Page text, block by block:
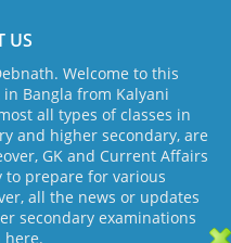
US
Welcome to this
Bangla from Kalyani
all types of classes in
and higher secondary, are
GK and Current Affairs
to prepare for various
all the news or updates
secondary examinations
here.